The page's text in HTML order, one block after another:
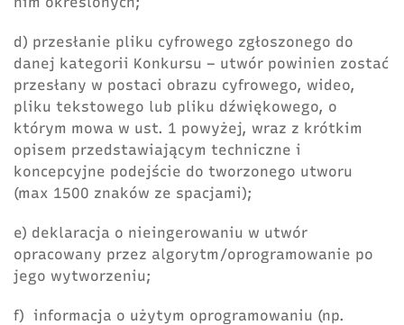
d) przesłanie pliku cyfrowego zgłoszonego do
danej kategorii Konkursu – utwór powinien zostać
przesłany w postaci obrazu cyfrowego, wideo,
pliku tekstowego lub pliku dźwiękowego, o
którym mowa w ust. 1 powyżej, wraz z krótkim
opisem przedstawiającym techniczne i
koncepcyjne podejście do tworzonego utworu
(max 1500 znaków ze spacjami);
e) deklaracja o nieingerowaniu w utwór
opracowany przez algorytm/oprogramowanie po
jego wytworzeniu;
f) informacja o użytym oprogramowaniu (np.